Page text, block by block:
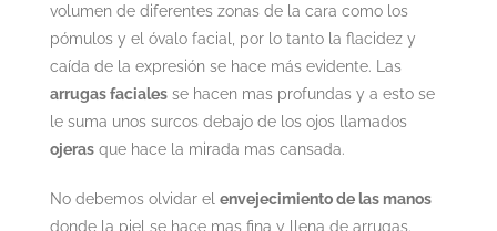
volumen de diferentes zonas de la cara como los
pómulos y el óvalo facial, por lo tanto la flacidez y
caída de la expresión se hace más evidente. Las
arrugas facialesse hacen mas profundas y a esto se
le suma unos surcos debajo de los ojos llamados
ojerasque hace la mirada mas cansada.
No debemos olvidar el envejecimiento de las manos
donde la piel se hace mas fina y llena de arrugas.